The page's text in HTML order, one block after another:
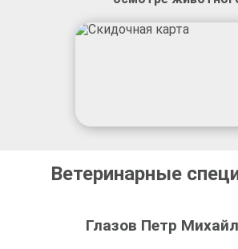
Ветеринарные
Глазов Петр